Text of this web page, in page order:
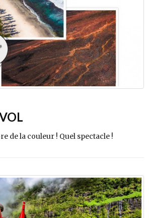
de la couleur ! Quel spectacle !